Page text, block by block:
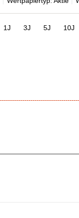
1J 3J 5J 10J